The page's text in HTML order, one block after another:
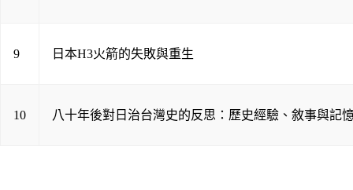
9 日本H3火箭的失敗與重生
10 八十年後對日治台灣史的反思：歷史經驗、敘事與記